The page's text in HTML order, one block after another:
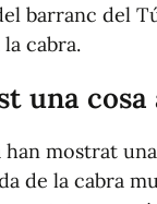
barranc del
cabra.
una cosa
han mostrat
de la cabra